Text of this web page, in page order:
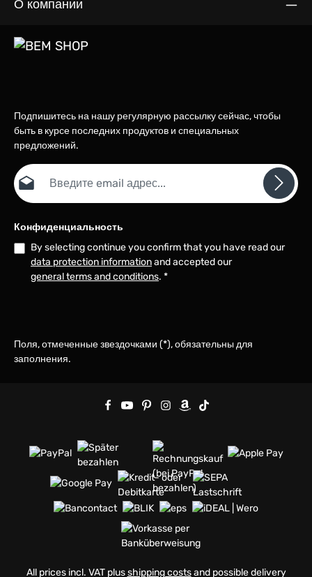
О компании
Подпишитесь на нашу регулярную рассылку сейчас, чтобы
быть в курсе последних продуктов и специальных
предложений.
Email адрес*
Конфиденциальность
By selecting continue you confirm that you have read our
data protection informationand accepted our
general terms and conditions. *
Поля, отмеченные звездочками (*), обязательны для
заполнения.
All prices incl. VAT plusshipping costsand possible delivery